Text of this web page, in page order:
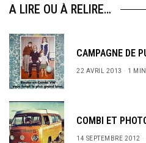
A LIRE OU À RELIRE…
CAMPAGNE DE
22 AVRIL 2013 1
COMBI ET
14 SEPTEMBRE 2012